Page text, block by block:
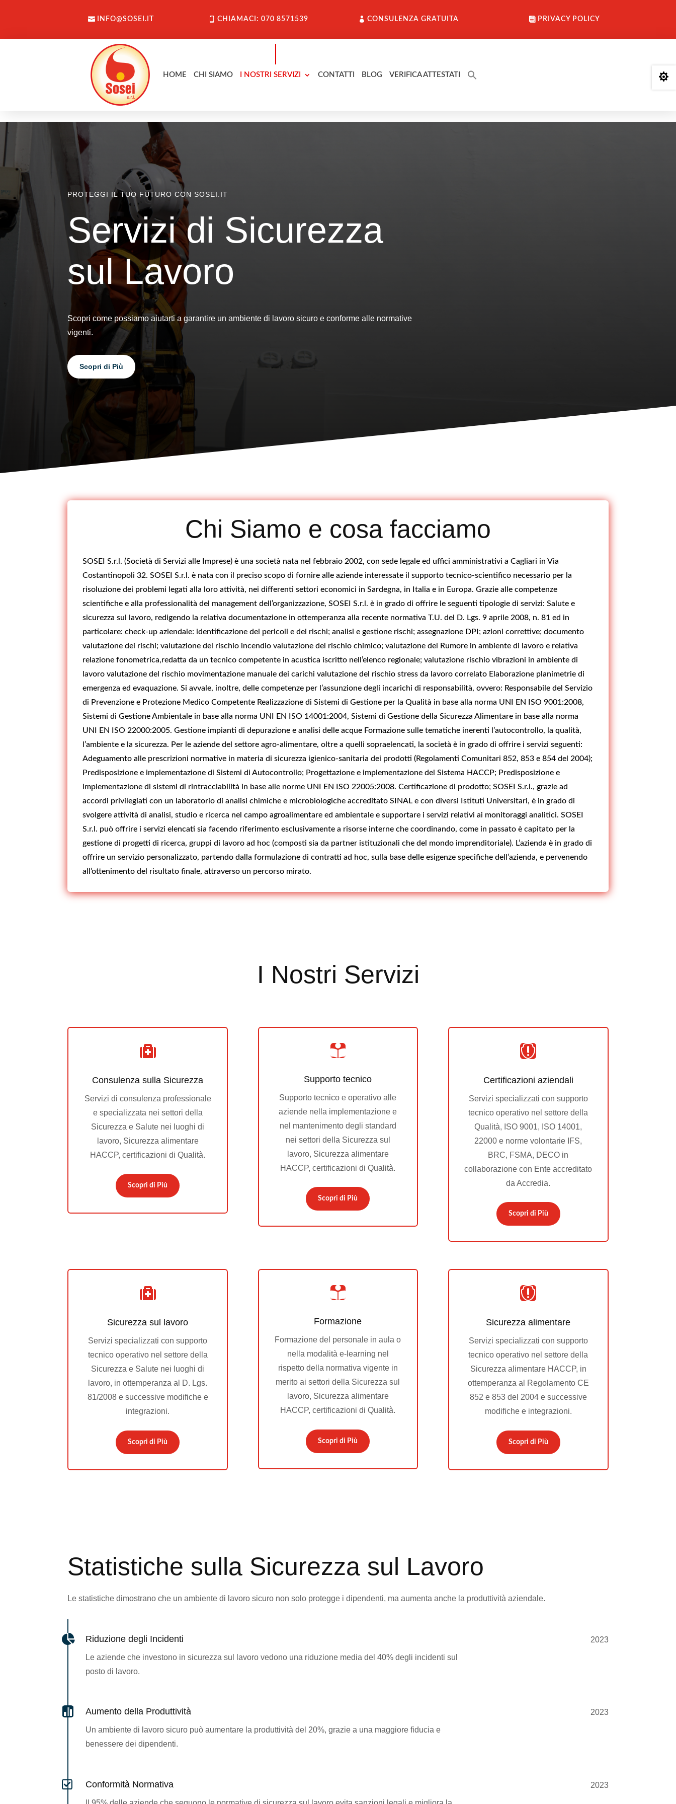
INFO@SOSEI.IT CHIAMACI: 070 8571539 CONSULENZA GRATUITA PRIVACY POLICY
HOME CHI SIAMO I NOSTRI SERVIZI CONTATTI BLOG VERIFICA ATTESTATI
PROTEGGI IL TUO FUTURO CON SOSEI.IT
Servizi di Sicurezza
sul Lavoro
Scopri come possiamo aiutarti a garantire un ambiente di lavoro sicuro e conforme alle normative
vigenti.
Scopri di Più
Chi Siamo e cosa facciamo
SOSEI S.r.l. (Società di Servizi alle Imprese) è una società nata nel febbraio 2002, con sede legale ed uffici amministrativi a Cagliari in Via
Costantinopoli 32. SOSEI S.r.l. è nata con il preciso scopo di fornire alle aziende interessate il supporto tecnico-scientifico necessario per la
risoluzione dei problemi legati alla loro attività, nei differenti settori economici in Sardegna, in Italia e in Europa. Grazie alle competenze
scientifiche e alla professionalità del management dell’organizzazione, SOSEI S.r.l. è in grado di offrire le seguenti tipologie di servizi: Salute e
sicurezza sul lavoro, redigendo la relativa documentazione in ottemperanza alla recente normativa T.U. del D. Lgs. 9 aprile 2008, n. 81 ed in
particolare: check-up aziendale: identificazione dei pericoli e dei rischi; analisi e gestione rischi; assegnazione DPI; azioni correttive; documento
valutazione dei rischi; valutazione del rischio incendio valutazione del rischio chimico; valutazione del Rumore in ambiente di lavoro e relativa
relazione fonometrica,redatta da un tecnico competente in acustica iscritto nell’elenco regionale; valutazione rischio vibrazioni in ambiente di
lavoro valutazione del rischio movimentazione manuale dei carichi valutazione del rischio stress da lavoro correlato Elaborazione planimetrie di
emergenza ed evaquazione. Si avvale, inoltre, delle competenze per l’assunzione degli incarichi di responsabilità, ovvero: Responsabile del Servizio
di Prevenzione e Protezione Medico Competente Realizzazione di Sistemi di Gestione per la Qualità in base alla norma UNI EN ISO 9001:2008,
Sistemi di Gestione Ambientale in base alla norma UNI EN ISO 14001:2004, Sistemi di Gestione della Sicurezza Alimentare in base alla norma
UNI EN ISO 22000:2005. Gestione impianti di depurazione e analisi delle acque Formazione sulle tematiche inerenti l’autocontrollo, la qualità,
l’ambiente e la sicurezza. Per le aziende del settore agro-alimentare, oltre a quelli sopraelencati, la società è in grado di offrire i servizi seguenti:
Adeguamento alle prescrizioni normative in materia di sicurezza igienico-sanitaria dei prodotti (Regolamenti Comunitari 852, 853 e 854 del 2004);
Predisposizione e implementazione di Sistemi di Autocontrollo; Progettazione e implementazione del Sistema HACCP; Predisposizione e
implementazione di sistemi di rintracciabilità in base alle norme UNI EN ISO 22005:2008. Certificazione di prodotto; SOSEI S.r.l., grazie ad
accordi privilegiati con un laboratorio di analisi chimiche e microbiologiche accreditato SINAL e con diversi Istituti Universitari, è in grado di
svolgere attività di analisi, studio e ricerca nel campo agroalimentare ed ambientale e supportare i servizi relativi ai monitoraggi analitici. SOSEI
S.r.l. può offrire i servizi elencati sia facendo riferimento esclusivamente a risorse interne che coordinando, come in passato è capitato per la
gestione di progetti di ricerca, gruppi di lavoro ad hoc (composti sia da partner istituzionali che del mondo imprenditoriale). L’azienda è in grado di
offrire un servizio personalizzato, partendo dalla formulazione di contratti ad hoc, sulla base delle esigenze specifiche dell’azienda, e pervenendo
all’ottenimento del risultato finale, attraverso un percorso mirato.
I Nostri Servizi

Consulenza sulla Sicurezza
Servizi di consulenza professionale
e specializzata nei settori della
Sicurezza e Salute nei luoghi di
lavoro, Sicurezza alimentare
HACCP, certificazioni di Qualità.
Scopri di Più

Supporto tecnico
Supporto tecnico e operativo alle
aziende nella implementazione e
nel mantenimento degli standard
nei settori della Sicurezza sul
lavoro, Sicurezza alimentare
HACCP, certificazioni di Qualità.
Scopri di Più

Certificazioni aziendali
Servizi specializzati con supporto
tecnico operativo nel settore della
Qualità, ISO 9001, ISO 14001,
22000 e norme volontarie IFS,
BRC, FSMA, DECO in
collaborazione con Ente accreditato
da Accredia.
Scopri di Più

Sicurezza sul lavoro
Servizi specializzati con supporto
tecnico operativo nel settore della
Sicurezza e Salute nei luoghi di
lavoro, in ottemperanza al D. Lgs.
81/2008 e successive modifiche e
integrazioni.
Scopri di Più

Formazione
Formazione del personale in aula o
nella modalità e-learning nel
rispetto della normativa vigente in
merito ai settori della Sicurezza sul
lavoro, Sicurezza alimentare
HACCP, certificazioni di Qualità.
Scopri di Più

Sicurezza alimentare
Servizi specializzati con supporto
tecnico operativo nel settore della
Sicurezza alimentare HACCP, in
ottemperanza al Regolamento CE
852 e 853 del 2004 e successive
modifiche e integrazioni.
Scopri di Più
Statistiche sulla Sicurezza sul Lavoro
Le statistiche dimostrano che un ambiente di lavoro sicuro non solo protegge i dipendenti, ma aumenta anche la produttività aziendale.
 Riduzione degli Incidenti
Le aziende che investono in sicurezza sul lavoro vedono una riduzione media del 40% degli incidenti sul
posto di lavoro.
2023
 Aumento della Produttività
Un ambiente di lavoro sicuro può aumentare la produttività del 20%, grazie a una maggiore fiducia e
benessere dei dipendenti.
2023
 Conformità Normativa 2023
